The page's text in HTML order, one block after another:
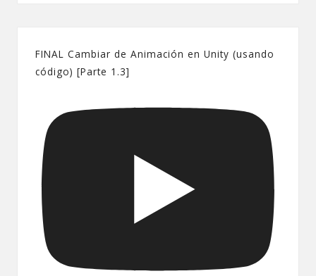
FINAL Cambiar de Animación en Unity (usando
código) [Parte 1.3]